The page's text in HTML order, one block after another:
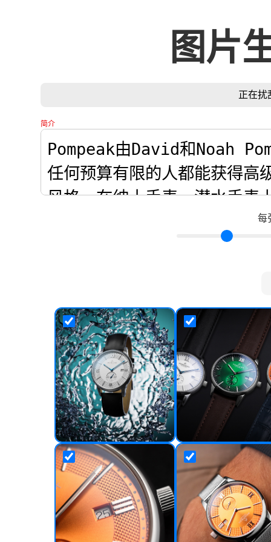
图片
正在扰
简介
每